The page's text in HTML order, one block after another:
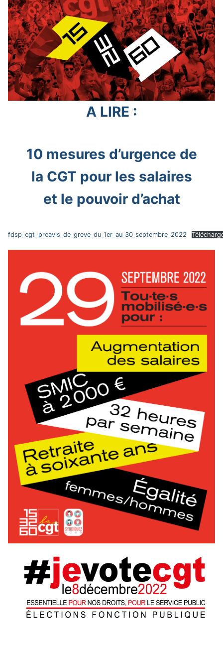
A LIRE :
10 mesures d’urgence de
la CGT pour les salaires
et le pouvoir d’achat
fdsp_cgt_preavis_de_greve_du_1er_au_30_septembre_2022